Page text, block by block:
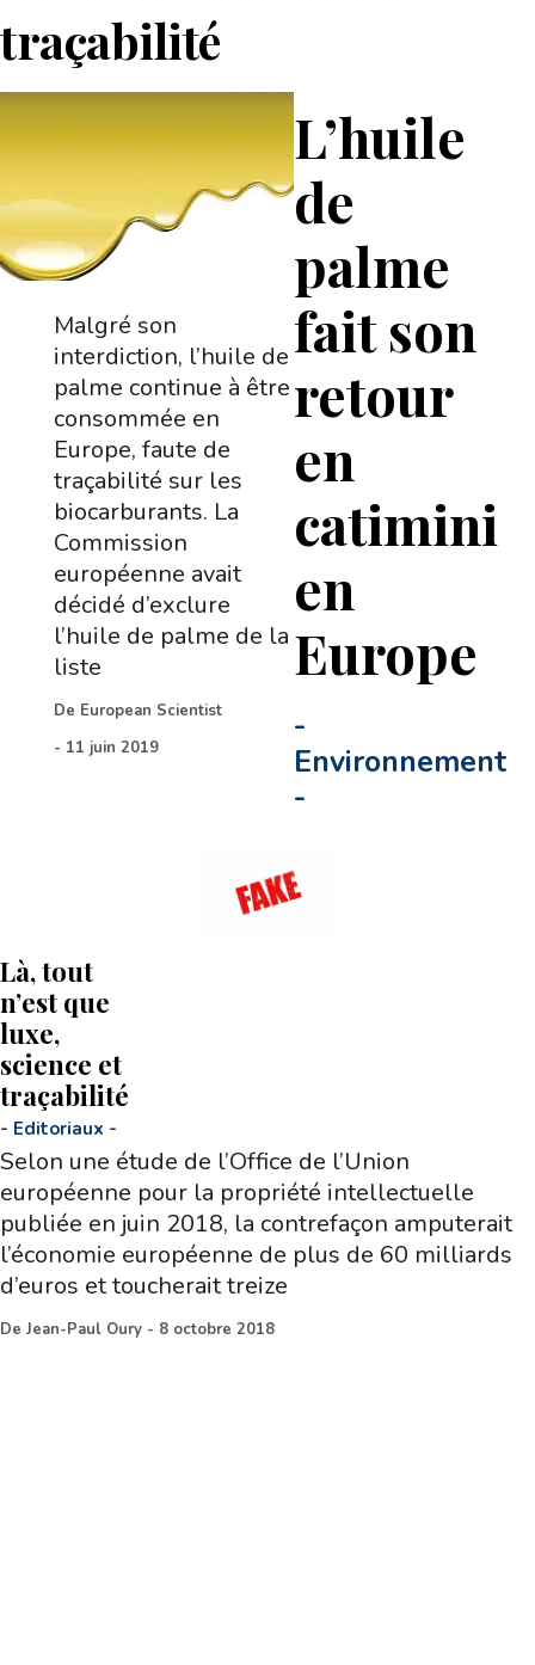
traçabilité
L’huile
de
palme
fait son
retour
en
catimini
en
Europe
-
Environnement
-
Malgré son
interdiction, l’huile de
palme continue à être
consommée en
Europe, faute de
traçabilité sur les
biocarburants. La
Commission
européenne avait
décidé d’exclure
l’huile de palme de la
liste
De European Scientist
- 11 juin 2019
Là, tout
n’est que
luxe,
science et
traçabilité
- Editoriaux -
Selon une étude de l’Office de l’Union
européenne pour la propriété intellectuelle
publiée en juin 2018, la contrefaçon amputerait
l’économie européenne de plus de 60 milliards
d’euros et toucherait treize
De Jean-Paul Oury - 8 octobre 2018